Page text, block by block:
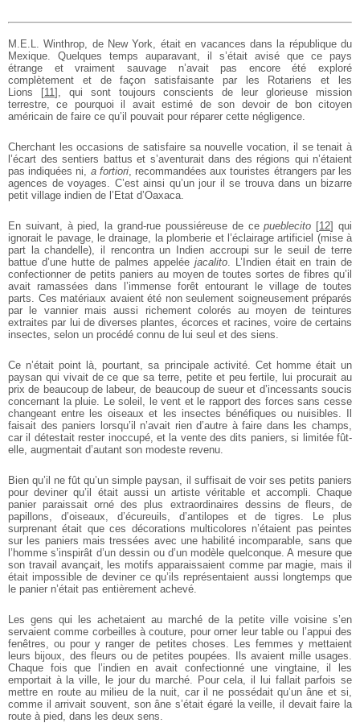
M.E.L. Winthrop, de New York, était en vacances dans la république du
Mexique. Quelques temps auparavant, il s’était avisé que ce pays
étrange et vraiment sauvage n’avait pas encore été exploré
complètement et de façon satisfaisante par les Rotariens et les
Lions [11] , qui sont toujours conscients de leur glorieuse mission
terrestre, ce pourquoi il avait estimé de son devoir de bon citoyen
américain de faire ce qu’il pouvait pour réparer cette négligence.
Cherchant les occasions de satisfaire sa nouvelle vocation, il se tenait à
l’écart des sentiers battus et s’aventurait dans des régions qui n’étaient
pas indiquées ni, a fortiori, recommandées aux touristes étrangers par les
agences de voyages. C’est ainsi qu’un jour il se trouva dans un bizarre
petit village indien de l’Etat d’Oaxaca.
En suivant, à pied, la grand-rue poussiéreuse de cepueblecito [12] qui
ignorait le pavage, le drainage, la plomberie et l’éclairage artificiel (mise à
part la chandelle), il rencontra un Indien accroupi sur le seuil de terre
battue d’une hutte de palmes appelée jacalito. L’Indien était en train de
confectionner de petits paniers au moyen de toutes sortes de fibres qu’il
avait ramassées dans l’immense forêt entourant le village de toutes
parts. Ces matériaux avaient été non seulement soigneusement préparés
par le vannier mais aussi richement colorés au moyen de teintures
extraites par lui de diverses plantes, écorces et racines, voire de certains
insectes, selon un procédé connu de lui seul et des siens.
Ce n’était point là, pourtant, sa principale activité. Cet homme était un
paysan qui vivait de ce que sa terre, petite et peu fertile, lui procurait au
prix de beaucoup de labeur, de beaucoup de sueur et d’incessants soucis
concernant la pluie. Le soleil, le vent et le rapport des forces sans cesse
changeant entre les oiseaux et les insectes bénéfiques ou nuisibles. Il
faisait des paniers lorsqu’il n’avait rien d’autre à faire dans les champs,
car il détestait rester inoccupé, et la vente des dits paniers, si limitée fût-
elle, augmentait d’autant son modeste revenu.
Bien qu’il ne fût qu’un simple paysan, il suffisait de voir ses petits paniers
pour deviner qu’il était aussi un artiste véritable et accompli. Chaque
panier paraissait orné des plus extraordinaires dessins de fleurs, de
papillons, d’oiseaux, d’écureuils, d’antilopes et de tigres. Le plus
surprenant était que ces décorations multicolores n’étaient pas peintes
sur les paniers mais tressées avec une habilité incomparable, sans que
l’homme s’inspirât d’un dessin ou d’un modèle quelconque. A mesure que
son travail avançait, les motifs apparaissaient comme par magie, mais il
était impossible de deviner ce qu’ils représentaient aussi longtemps que
le panier n’était pas entièrement achevé.
Les gens qui les achetaient au marché de la petite ville voisine s’en
servaient comme corbeilles à couture, pour orner leur table ou l’appui des
fenêtres, ou pour y ranger de petites choses. Les femmes y mettaient
leurs bijoux, des fleurs ou de petites poupées. Ils avaient mille usages.
Chaque fois que l’indien en avait confectionné une vingtaine, il les
emportait à la ville, le jour du marché. Pour cela, il lui fallait parfois se
mettre en route au milieu de la nuit, car il ne possédait qu’un âne et si,
comme il arrivait souvent, son âne s’était égaré la veille, il devait faire la
route à pied, dans les deux sens.